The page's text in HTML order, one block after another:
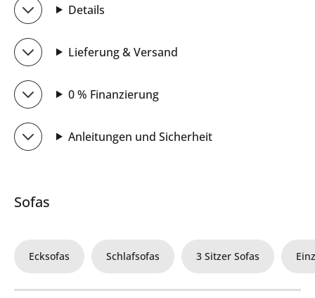
Details
Lieferung & Versand
0 % Finanzierung
Anleitungen und Sicherheit
Sofas
Ecksofas Schlafsofas 3 Sitzer Sofas